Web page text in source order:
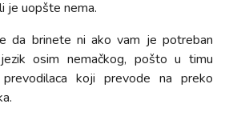
je uopšte nema.
da brinete ni ako vam je potreban
osim nemačkog, pošto u timu
koji prevode na preko